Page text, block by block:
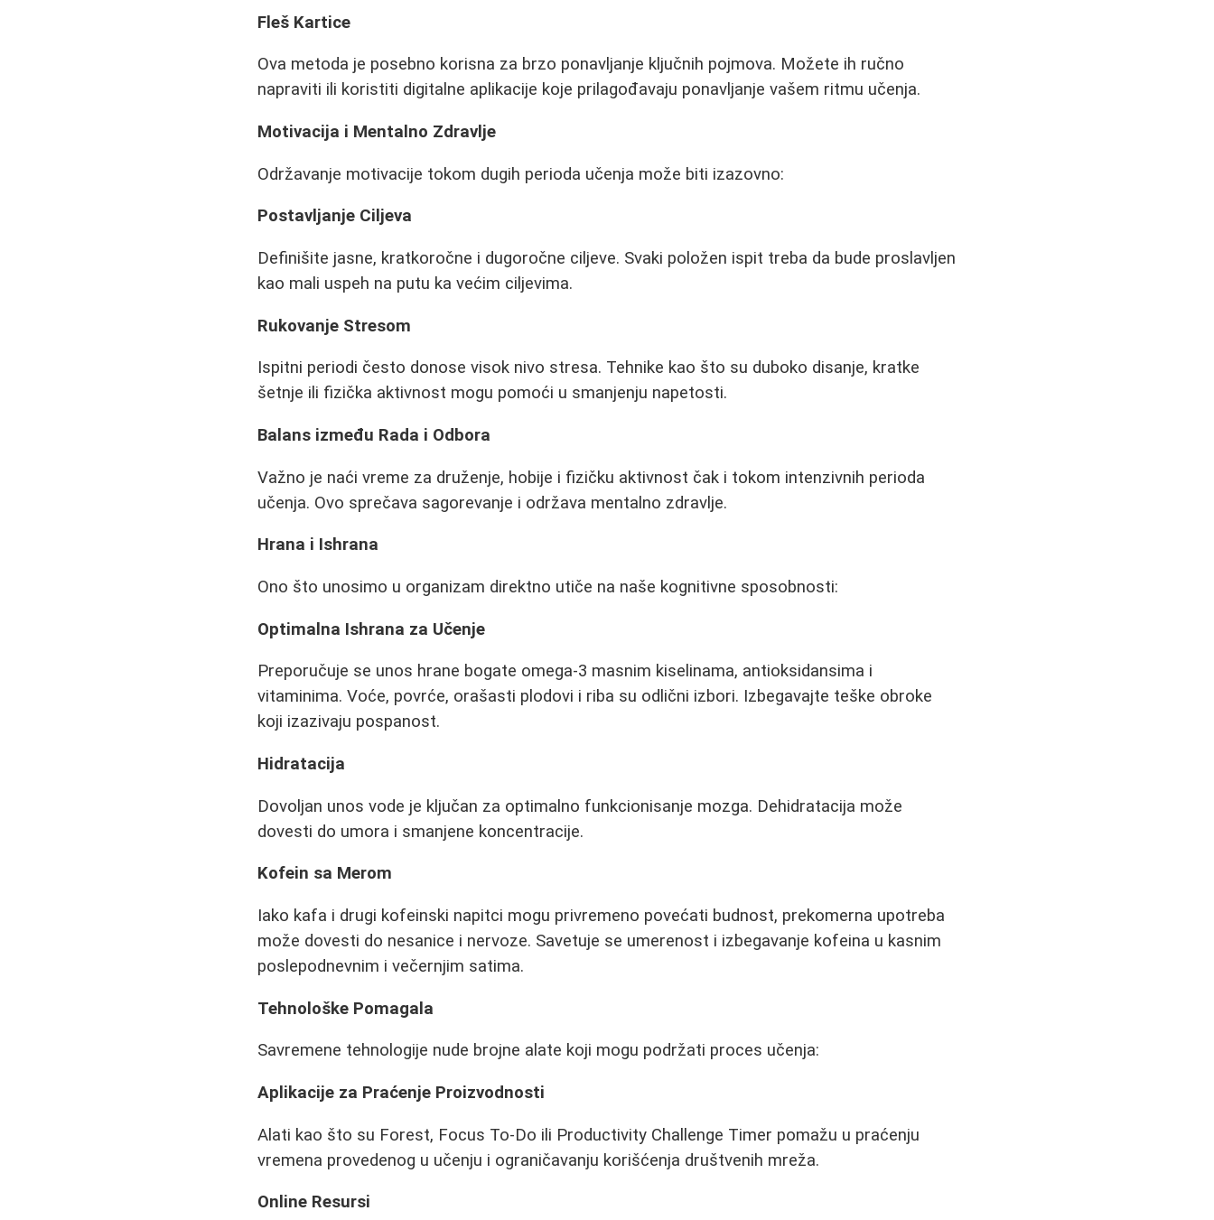
Fleš Kartice
Ova metoda je posebno korisna za brzo ponavljanje ključnih pojmova. Možete ih ručno
napraviti ili koristiti digitalne aplikacije koje prilagođavaju ponavljanje vašem ritmu učenja.
Motivacija i Mentalno Zdravlje
Održavanje motivacije tokom dugih perioda učenja može biti izazovno:
Postavljanje Ciljeva
Definišite jasne, kratkoročne i dugoročne ciljeve. Svaki položen ispit treba da bude proslavljen
kao mali uspeh na putu ka većim ciljevima.
Rukovanje Stresom
Ispitni periodi često donose visok nivo stresa. Tehnike kao što su duboko disanje, kratke
šetnje ili fizička aktivnost mogu pomoći u smanjenju napetosti.
Balans između Rada i Odbora
Važno je naći vreme za druženje, hobije i fizičku aktivnost čak i tokom intenzivnih perioda
učenja. Ovo sprečava sagorevanje i održava mentalno zdravlje.
Hrana i Ishrana
Ono što unosimo u organizam direktno utiče na naše kognitivne sposobnosti:
Optimalna Ishrana za Učenje
Preporučuje se unos hrane bogate omega-3 masnim kiselinama, antioksidansima i
vitaminima. Voće, povrće, orašasti plodovi i riba su odlični izbori. Izbegavajte teške obroke
koji izazivaju pospanost.
Hidratacija
Dovoljan unos vode je ključan za optimalno funkcionisanje mozga. Dehidratacija može
dovesti do umora i smanjene koncentracije.
Kofein sa Merom
Iako kafa i drugi kofeinski napitci mogu privremeno povećati budnost, prekomerna upotreba
može dovesti do nesanice i nervoze. Savetuje se umerenost i izbegavanje kofeina u kasnim
poslepodnevnim i večernjim satima.
Tehnološke Pomagala
Savremene tehnologije nude brojne alate koji mogu podržati proces učenja:
Aplikacije za Praćenje Proizvodnosti
Alati kao što su Forest, Focus To-Do ili Productivity Challenge Timer pomažu u praćenju
vremena provedenog u učenju i ograničavanju korišćenja društvenih mreža.
Online Resursi